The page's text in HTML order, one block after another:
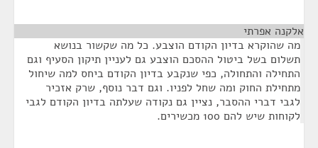
אלקנה אפרתי
מה שהוקרא בדיון הקודם הוצבע. כל מה שקשור בנושא
תשלום בשל ביטול ההסכם הוצבע גם לעניין תיקון הסעיף וגם
התחילה והתחולה, כפי שנקבע בדיון הקודם ביחס למה שיחול
מתחילת החוק ומה שחל לפניו. וגם דבר נוסף, שרק אזכיר
לגבי דברי ההסבר, נציין גם נקודה שעלתה בדיון הקודם לגבי
לקוחות שיש להם 100 מכשירים.